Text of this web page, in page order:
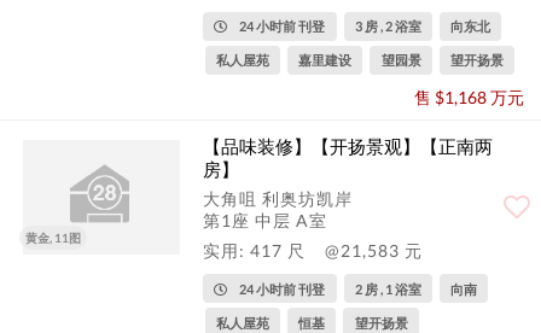
24 小时前 刊登 3 房 , 2 浴室 向东北
私人屋苑 嘉里建设 望园景 望开扬景
售 $1,168 万元
黄金, 11图
【品味装修】【开扬景观】【正南两
房】
大角咀 利奥坊凯岸
第1座 中层 A室
实用: 417 尺
@21,583 元
24 小时前 刊登 2 房 , 1 浴室 向南
私人屋苑 恒基 望开扬景